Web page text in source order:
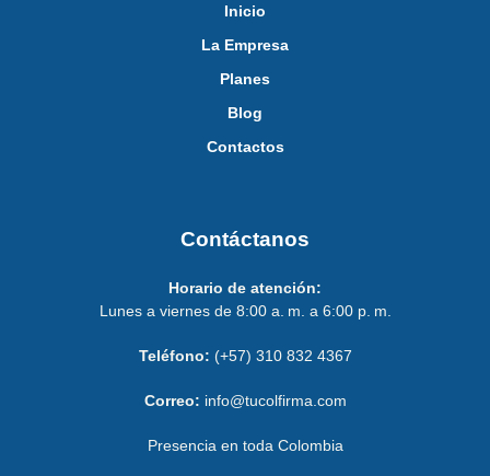
Inicio
La Empresa
Planes
Blog
Contactos
Contáctanos
Horario de atención:
Lunes a viernes de 8:00 a. m. a 6:00 p. m.
Teléfono: (+57) 310 832 4367
Correo: info@tucolfirma.com
Presencia en toda Colombia